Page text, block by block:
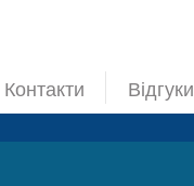
Контакти Відгуки